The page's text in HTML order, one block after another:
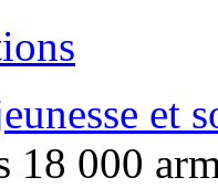
et
000